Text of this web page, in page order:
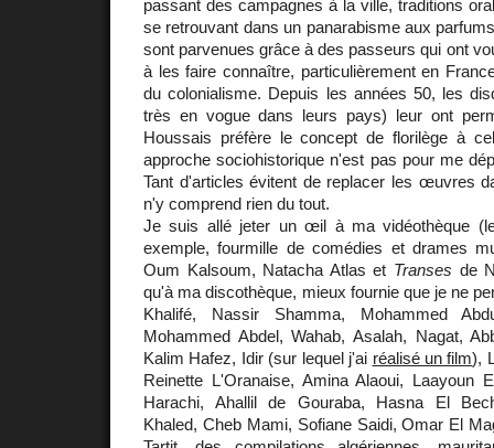
passant des campagnes à la ville, traditions
se retrouvant dans un panarabisme aux
sont parvenues grâce à des passeurs qui ont
à les faire connaître, particulièrement en
du colonialisme. Depuis les années 50, les
très en vogue dans leurs pays) leur ont
Houssais préfère le concept de florilège à
approche sociohistorique n'est pas pour me
Tant d'articles évitent de replacer les œuvres
n'y comprend rien du tout.
Je suis allé jeter un œil à ma vidéothèque
exemple, fourmille de comédies et drames
Oum Kalsoum, Natacha Atlas et Transes de
qu'à ma discothèque, mieux fournie que je ne
Khalifé, Nassir Shamma, Mohammed
Mohammed Abdel, Wahab, Asalah, Nagat,
Kalim Hafez, Idir (sur lequel j'ai réalisé un film),
Reinette L'Oranaise, Amina Alaoui, Laayoun
Harachi, Ahallil de Gouraba, Hasna El
Khaled, Cheb Mami, Sofiane Saidi, Omar El